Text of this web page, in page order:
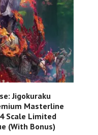
Jigokuraku
Masterline
Scale Limited
(With Bonus)